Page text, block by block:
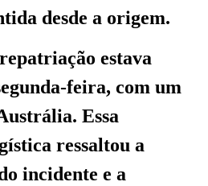
desde a origem.
estava
feira, com um
Essa
ressaltou a
incidente e a